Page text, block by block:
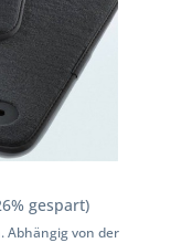
gespart)
. Abhängig von der